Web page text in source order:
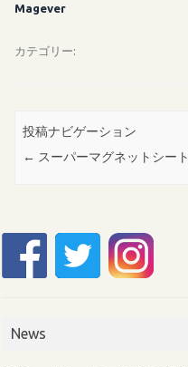
Magever
カテゴリー:
投稿ナビゲーション
← スーパーマグネットシート
News